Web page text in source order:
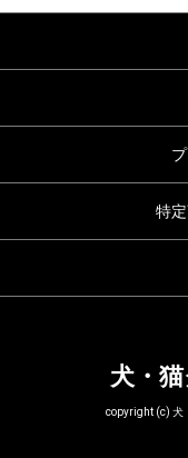
特
犬・
copyright (c) 犬